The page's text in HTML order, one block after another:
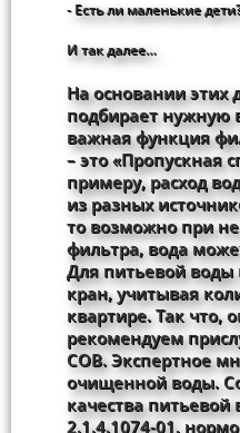
- Есть ли маленькие дети?
И так далее…
На основании этих
подбирает нужную
важная функция
– это «Пропускная
примеру, расход
из разных
то возможно при
фильтра, вода
Для питьевой воды
кран, учитывая
квартире. Так что,
рекомендуем
СОВ. Экспертное
очищенной воды.
качества
2.1.4.1074-01,